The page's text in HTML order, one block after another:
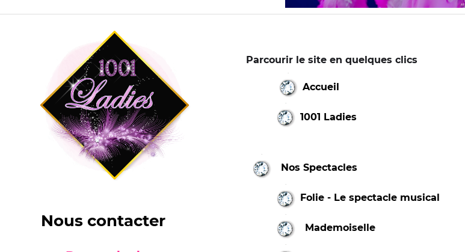
Nous contacter
Parcourir le site en quelques clics
Accueil
1001 Ladies
Nos Spectacles
Folie - Le spectacle musical
Mademoiselle